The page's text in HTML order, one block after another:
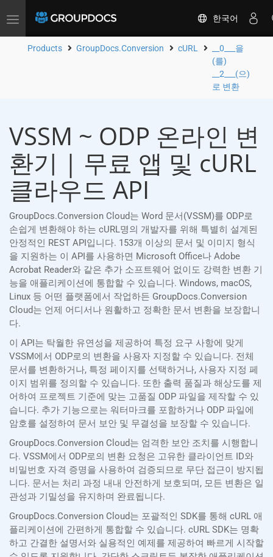
Toggle
한국어
Products GroupDocs.Conversion cURL
__0___을
(를)
__2___(으)
로 변환
VSSM ~ ODP 온라인 변
환기 | 무료 앱 및 cURL
클라우드 API
GroupDocs.Conversion Cloud는 Word 문서(VSSM)를 ODP로
손쉽게 변환해야 하는 cURL명의 개발자를 위해 특별히 설계된
안정적인 REST API입니다. 153개 이상의 문서 및 이미지 형식
을 지원하는 이 API를 사용하면 Microsoft Office나 Adobe
Acrobat Reader와 같은 추가 소프트웨어 없이도 강력한 변환 기
능을 애플리케이션에 통합할 수 있습니다. Windows, macOS,
Linux 등 어떤 플랫폼에서 작업하든 GroupDocs.Conversion
Cloud는 언제 어디서나 원활하고 정확한 문서 변환을 보장합니
다.
이 API는 탁월한 유연성을 제공하여 특정 요구 사항에 맞게
VSSM에서 ODP로의 변환을 사용자 지정할 수 있습니다. 전체
문서를 변환하거나, 특정 페이지를 선택하거나, 사용자 지정 페
이지 범위를 정의할 수 있습니다. 또한 출력 품질과 해상도를 제
어하여 프로젝트 기준에 맞는 고품질 ODP 파일을 제작할 수 있
습니다. 추가 기능으로는 워터마크를 포함하거나 ODP 파일에
암호를 설정하여 문서 보안 및 무결성을 보장할 수 있습니다.
GroupDocs.Conversion Cloud는 엄격한 보안 조치를 시행합니
다. VSSM에서 ODP로의 변환 요청은 고유한 클라이언트 ID와
비밀번호 자격 증명을 사용하여 검증되므로 무단 접근이 방지됩
니다. 문서는 처리 과정 내내 안전하게 보호되며, 모든 변환은 일
관성과 기밀성을 유지하며 완료됩니다.
GroupDocs.Conversion Cloud는 포괄적인 SDK를 통해 cURL 애
플리케이션에 간편하게 통합할 수 있습니다. cURL SDK는 명확
하고 간결한 설명서와 실용적인 예제를 제공하여 빠르게 시작할